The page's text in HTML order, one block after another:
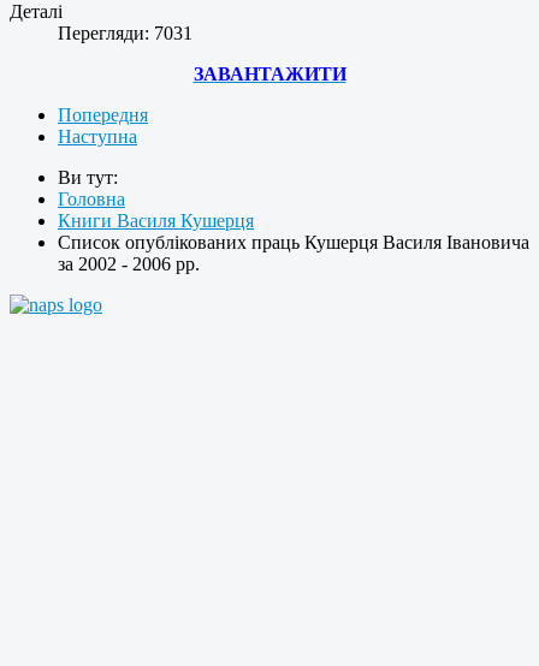
Деталі
Перегляди: 7031
ЗАВАНТАЖИТИ
Попередня
Наступна
Ви тут:
Головна
Книги Василя Кушерця
Список опублікованих праць Кушерця Василя Івановича
за 2002 - 2006 рр.